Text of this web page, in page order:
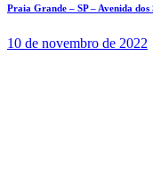
Praia Grande – SP – Avenida
10 de novembro de 2022